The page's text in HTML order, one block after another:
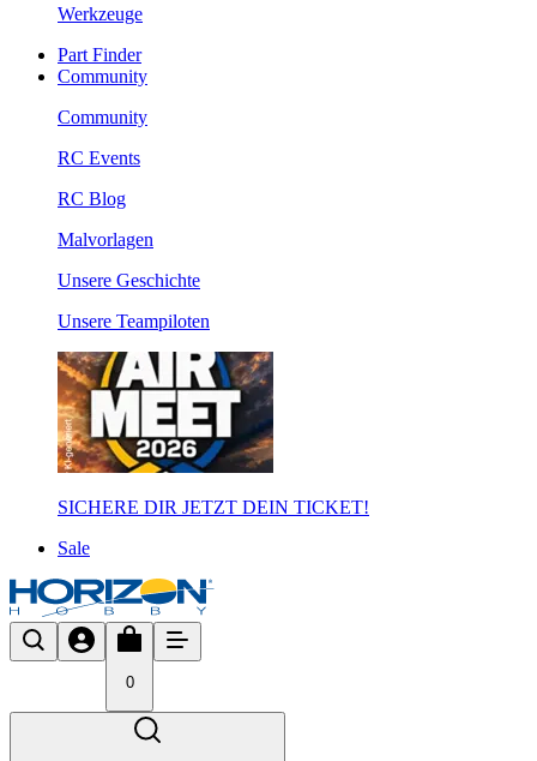
Werkzeuge
Part Finder
Community
Community
RC Events
RC Blog
Malvorlagen
Unsere Geschichte
Unsere Teampiloten
SICHERE DIR JETZT DEIN TICKET!
Sale
0